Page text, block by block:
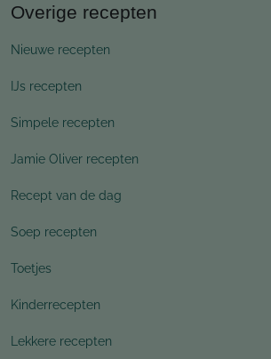
Overige recepten
Nieuwe recepten
IJs recepten
Simpele recepten
Jamie Oliver recepten
Recept van de dag
Soep recepten
Toetjes
Kinderrecepten
Lekkere recepten